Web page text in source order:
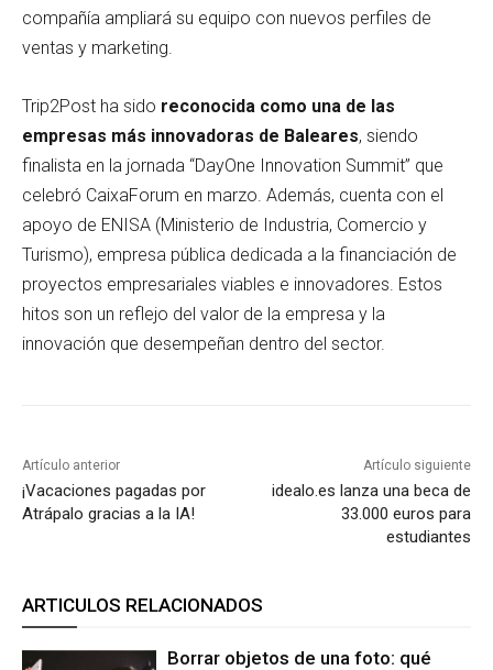
compañía ampliará su equipo con nuevos perfiles de
ventas y marketing.
Trip2Post ha sido reconocida como una de las
empresas más innovadoras de Baleares, siendo
finalista en la jornada “DayOne Innovation Summit” que
celebró CaixaForum en marzo. Además, cuenta con el
apoyo de ENISA (Ministerio de Industria, Comercio y
Turismo), empresa pública dedicada a la financiación de
proyectos empresariales viables e innovadores. Estos
hitos son un reflejo del valor de la empresa y la
innovación que desempeñan dentro del sector.
Artículo anterior
¡Vacaciones pagadas por
Atrápalo gracias a la IA!
Artículo siguiente
idealo.es lanza una beca de
33.000 euros para
estudiantes
ARTICULOS RELACIONADOS
Borrar objetos de una foto: qué